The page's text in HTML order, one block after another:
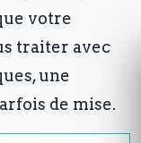
votre
traiter avec
une
de mise.